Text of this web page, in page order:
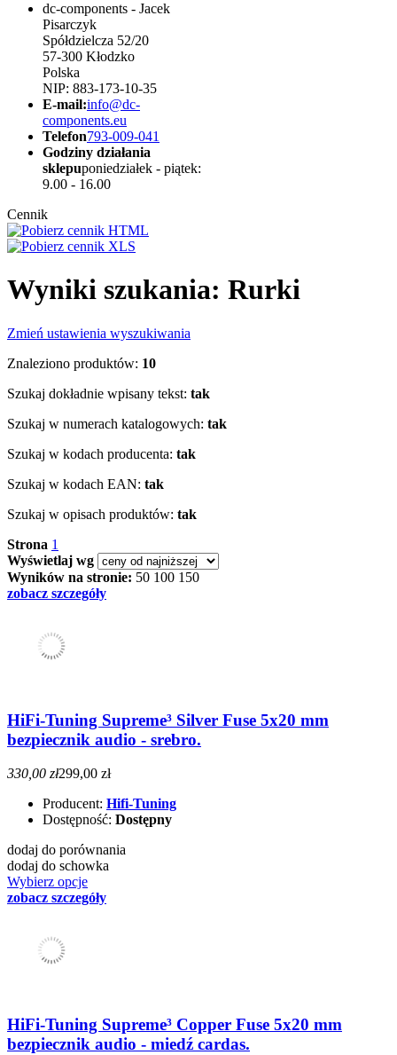
dc-components - Jacek
Pisarczyk
Spółdzielcza 52/20
57-300 Kłodzko
Polska
NIP: 883-173-10-35
E-mail:info@dc-
components.eu
Telefon793-009-041
Godziny działania
sklepuponiedziałek - piątek:
9.00 - 16.00
Cennik
Wyniki szukania: Rurki
Zmień ustawienia wyszukiwania
Znaleziono produktów: 10
Szukaj dokładnie wpisany tekst: tak
Szukaj w numerach katalogowych: tak
Szukaj w kodach producenta: tak
Szukaj w kodach EAN: tak
Szukaj w opisach produktów: tak
Strona 1
Wyświetlaj wg
Wyników na stronie: 50 100 150
zobacz szczegóły
HiFi-Tuning Supreme³ Silver Fuse 5x20 mm
bezpiecznik audio - srebro.
330,00 zł299,00 zł
Producent: Hifi-Tuning
Dostępność: Dostępny
dodaj do porównania
dodaj do schowka
Wybierz opcje
zobacz szczegóły
HiFi-Tuning Supreme³ Copper Fuse 5x20 mm
bezpiecznik audio - miedź cardas.